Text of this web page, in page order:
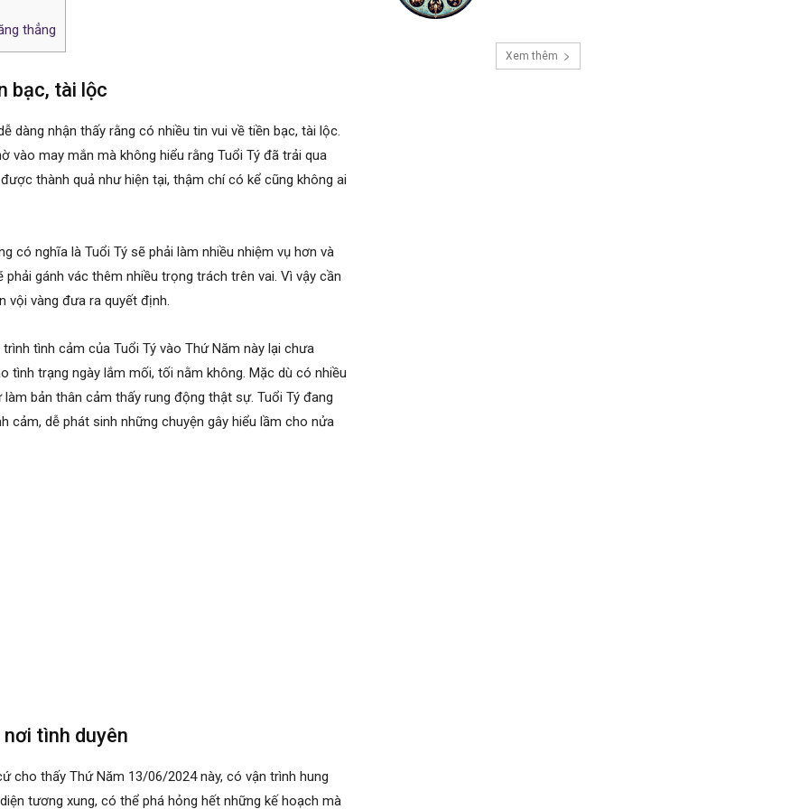
thẳng
bạc, tài lộc
dàng nhận thấy rằng có nhiều tin vui về tiền bạc, tài lộc.
vào may mắn mà không hiểu rằng Tuổi Tý đã trải qua
thành quả như hiện tại, thậm chí có kể cũng không ai
có nghĩa là Tuổi Tý sẽ phải làm nhiều nhiệm vụ hơn và
gánh vác thêm nhiều trọng trách trên vai. Vì vậy cần
vội vàng đưa ra quyết định.
tình cảm của Tuổi Tý vào Thứ Năm này lại chưa
tình trạng ngày lắm mối, tối nằm không. Mặc dù có nhiều
bản thân cảm thấy rung động thật sự. Tuổi Tý đang
cảm, dễ phát sinh những chuyện gây hiểu lầm cho nửa
tình duyên
cho thấy Thứ Năm 13/06/2024 này, có vận trình hung
tương xung, có thể phá hỏng hết những kế hoạch mà
Xem thêm